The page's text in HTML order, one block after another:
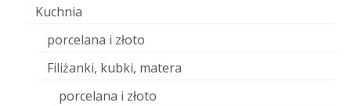
Kuchnia
porcelana i złoto
Filiżanki, kubki, matera
porcelana i złoto